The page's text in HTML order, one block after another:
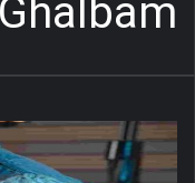
Ghalbam